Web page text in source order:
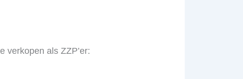
verkopen als ZZP’er: